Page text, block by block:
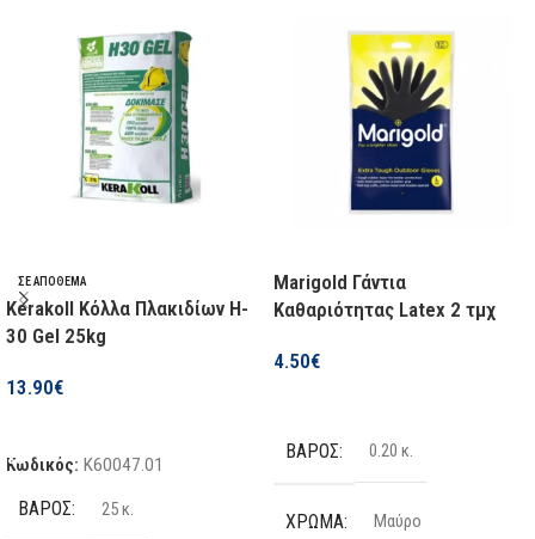
ΧΩΡΗΤΙΚΌΤΗΤΑ ΜΠΑΤΑΡΊΑΣ
ΑΡΙΘΜΌΣ ΜΠΑΤΑΡΙΏΝ
ΛΙΘΊΟΥ Όχι
Σε απόθεμα
ΚΑΤΑΣΚΕΥΑΣΤΉΣ
ΣΕ ΑΠΌΘΕΜΑ
Kerakoll Κόλλα Πλακιδίων H-
30 Gel 25kg
13.90€
Κωδικός: K60047.01
ΒΆΡΟΣ 25 κ.
Marigold Γάντια
Καθαριότητας Latex 2 τμχ
4.50€
ΒΆΡΟΣ 0.20 κ.
ΧΡΏΜΑ Μαύρο